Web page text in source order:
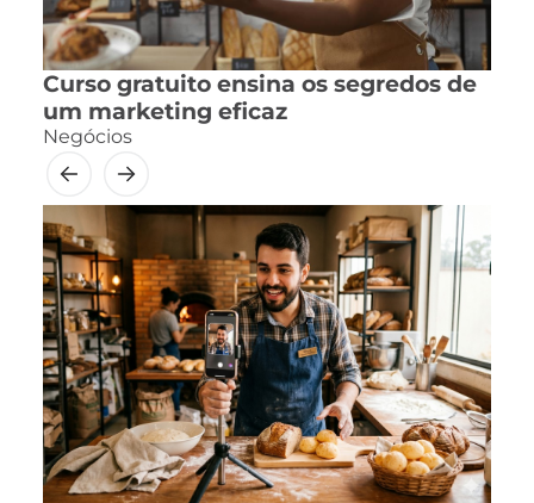
Curso gratuito ensina os segredos de
um marketing eficaz
Negócios